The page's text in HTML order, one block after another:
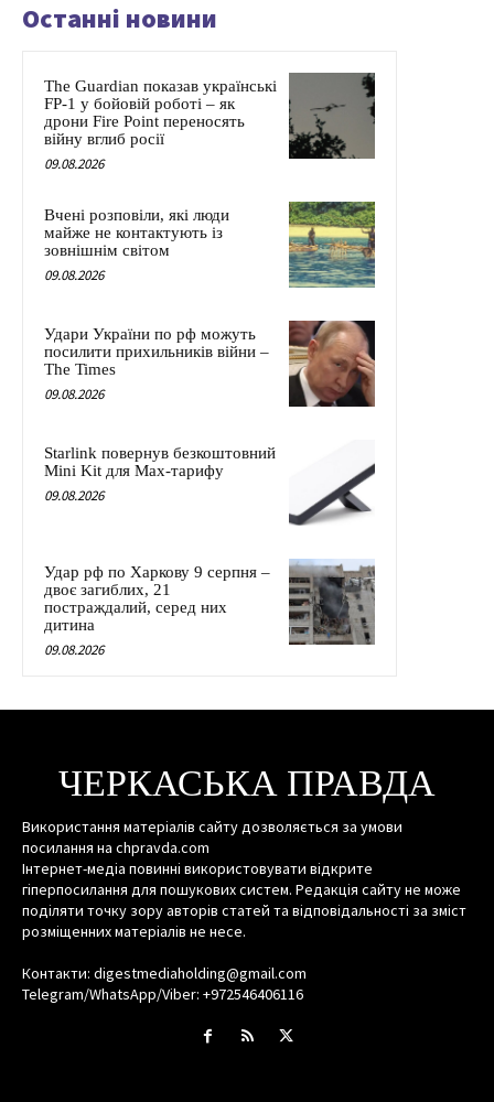
Останні новини
The Guardian показав українські
FP-1 у бойовій роботі – як
дрони Fire Point переносять
війну вглиб росії
09.08.2026
Вчені розповіли, які люди
майже не контактують із
зовнішнім світом
09.08.2026
Удари України по рф можуть
посилити прихильників війни –
The Times
09.08.2026
Starlink повернув безкоштовний
Mini Kit для Max-тарифу
09.08.2026
Удар рф по Харкову 9 серпня –
двоє загиблих, 21
постраждалий, серед них
дитина
09.08.2026
ЧЕРКАСЬКА ПРАВДА
Використання матеріалів сайту дозволяється за умови
посилання на chpravda.com
Інтернет-медіа повинні використовувати відкрите
гіперпосилання для пошукових систем. Редакція сайту не може
поділяти точку зору авторів статей та відповідальності за зміст
розміщенних матеріалів не несе.
Контакти: digestmediaholding@gmail.com
Telegram/WhatsApp/Viber: +972546406116